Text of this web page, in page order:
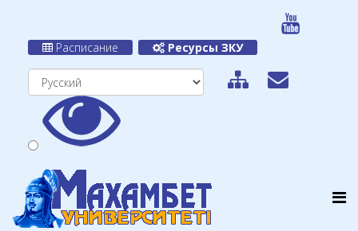
Расписание Ресурсы ЗКУ